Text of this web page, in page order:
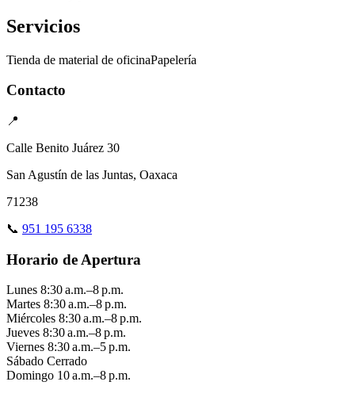
Servicios
Tienda de material de oficinaPapelería
Contacto
📍
Calle Benito Juárez 30
San Agustín de las Juntas, Oaxaca
71238
📞 951 195 6338
Horario de Apertura
Lunes 8:30 a.m.–8 p.m.
Martes 8:30 a.m.–8 p.m.
Miércoles 8:30 a.m.–8 p.m.
Jueves 8:30 a.m.–8 p.m.
Viernes 8:30 a.m.–5 p.m.
Sábado Cerrado
Domingo 10 a.m.–8 p.m.